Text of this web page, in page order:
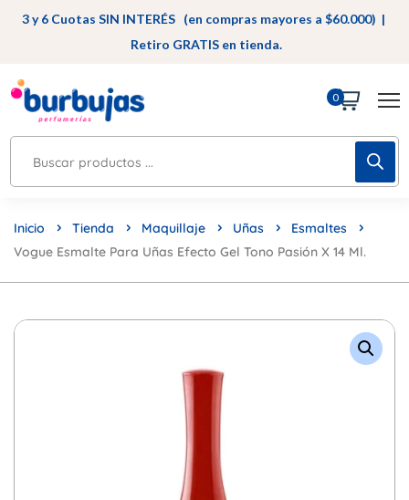
3 y 6 Cuotas SIN INTERÉS (en compras mayores a $60.000) |
Retiro GRATIS en tienda.
0
Inicio Tienda Maquillaje Uñas
Esmaltes
Vogue Esmalte Para Uñas Efecto Gel Tono Pasión X 14 Ml.